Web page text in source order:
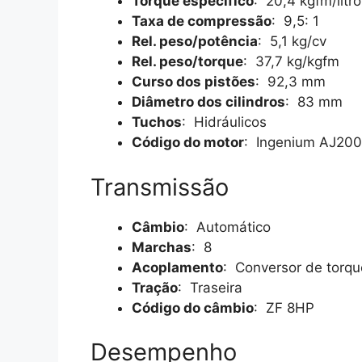
Taxa de compressão: 9,5: 1
Rel. peso/potência: 5,1 kg/cv
Rel. peso/torque: 37,7 kg/kgfm
Curso dos pistões: 92,3 mm
Diâmetro dos cilindros: 83 mm
Tuchos: Hidráulicos
Código do motor: Ingenium AJ200
Transmissão
Câmbio: Automático
Marchas: 8
Acoplamento: Conversor de
Tração: Traseira
Código do câmbio: ZF 8HP
Desempenho